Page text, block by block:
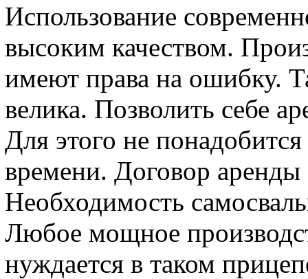
Использование
высоким качеством.
имеют права на ошибку.
велика. Позволить себе
Для этого не
времени. Договор аренды
Необходимость
Любое мощное
нуждается в таком